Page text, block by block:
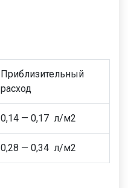
Приблизительный
расход
0,14 — 0,17 л/м2
0,28 — 0,34 л/м2